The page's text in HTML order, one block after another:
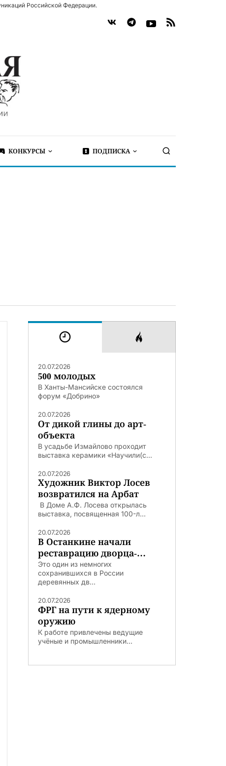
Российской Федерации.
КОНКУРСЫ ПОДПИСКА
20.07.2026
500 молодых
В Ханты-Мансийске состоялся
форум «Добрино»
20.07.2026
От дикой глины до арт-
объекта
В усадьбе Измайлово проходит
выставка керамики «Научили(с...
20.07.2026
Художник Виктор Лосев
возвратился на Арбат
В Доме А.Ф. Лосева открылась
выставка, посвященная 100-л...
20.07.2026
В Останкине начали
реставрацию дворца-
театра
Это один из немногих
сохранившихся в России
деревянных дв...
20.07.2026
ФРГ на пути к ядерному
оружию
К работе привлечены ведущие
учёные и промышленники...